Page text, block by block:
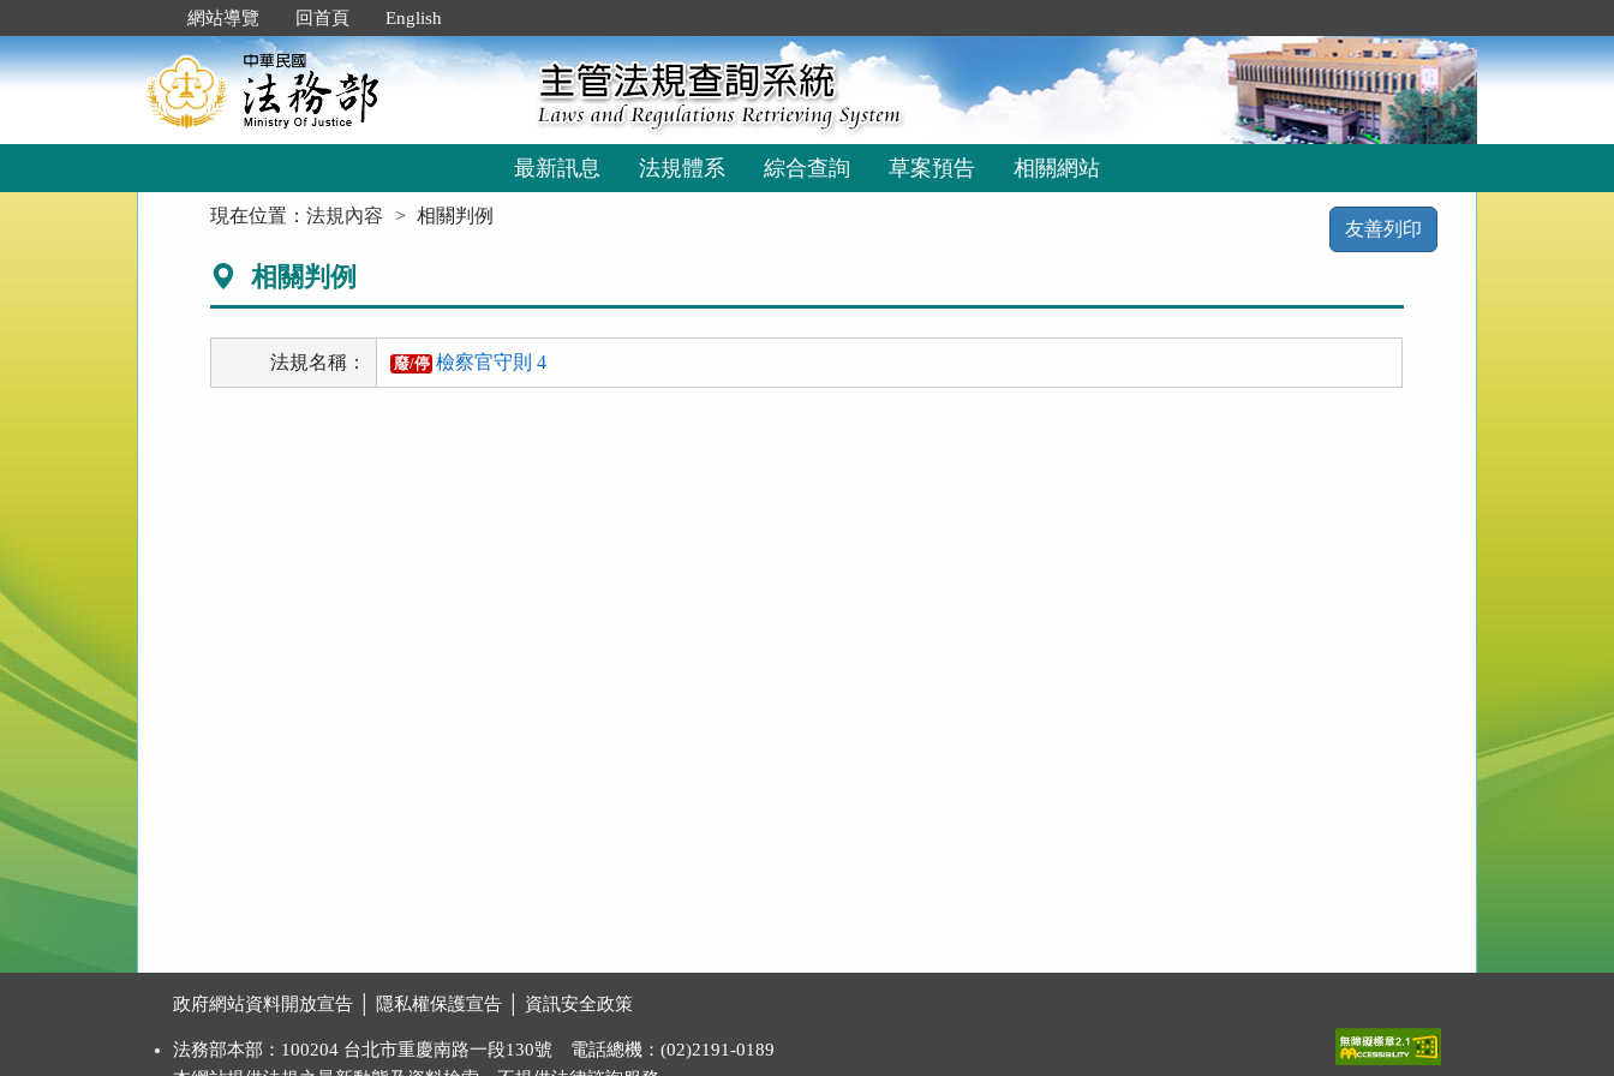
到
主
要
網站導覽 回首頁 English
最新訊息 法規體系 綜合查詢 草案預告 相關網站
現在位置：法規內容 相關判例
友善列印
相關判例
法規名稱： 廢/停 檢察官守則 4
政府網站資料開放宣告 隱私權保護宣告 資訊安全政策
法務部本部：100204 台北市重慶南路一段130號 電話總機：(02)2191-0189